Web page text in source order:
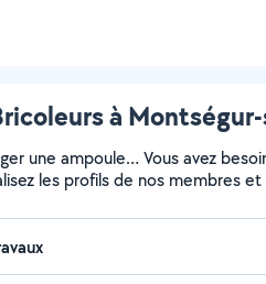
à
une ampoule… Vous avez
les profils de nos membres